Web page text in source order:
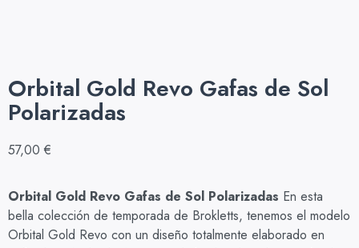
Orbital Gold Revo Gafas de Sol
Polarizadas
57,00 €
Orbital Gold Revo Gafas de Sol Polarizadas En esta
bella colección de temporada de Brokletts, tenemos el modelo
Orbital Gold Revo con un diseño totalmente elaborado en